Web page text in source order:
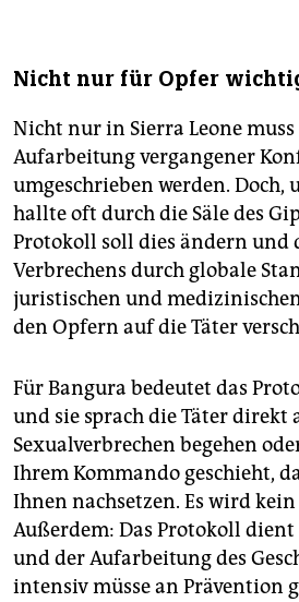
Nicht nur für Opfer
Nicht nur in Sierra Leone
Aufarbeitung vergangener
umgeschrieben werden. Doch,
hallte oft durch die Säle des
Protokoll soll dies ändern und
Verbrechens durch globale
juristischen und
den Opfern auf die Täter
Für Bangura bedeutet das
und sie sprach die Täter direkt
Sexualverbrechen begehen
Ihrem Kommando geschieht,
Ihnen nachsetzen. Es wird kein
Außerdem: Das Protokoll
und der Aufarbeitung des
intensiv müsse an Prävention